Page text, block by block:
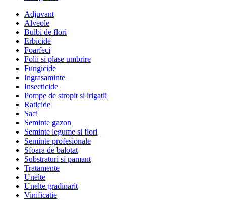
Adjuvant
Alveole
Bulbi de flori
Erbicide
Foarfeci
Folii si plase umbrire
Fungicide
Ingrasaminte
Insecticide
Pompe de stropit si irigații
Raticide
Saci
Seminte gazon
Seminte legume si flori
Seminte profesionale
Sfoara de balotat
Substraturi si pamant
Tratamente
Unelte
Unelte gradinarit
Vinificatie